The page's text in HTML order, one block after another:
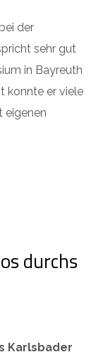
der
sehr gut
in Bayreuth
konnte er viele
eigenen
durchs
Karlsbader